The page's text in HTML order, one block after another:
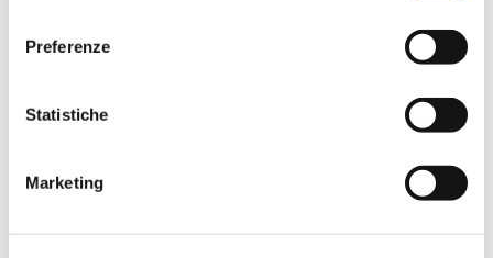
Preferenze
Statistiche
Marketing